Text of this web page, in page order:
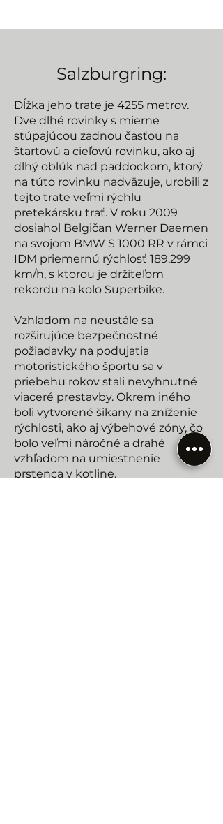
Salzburgring:
Dĺžka jeho trate je 4255 metrov.
Dve dlhé rovinky s mierne
stúpajúcou zadnou časťou na
štartovú a cieľovú rovinku, ako aj
dlhý oblúk nad paddockom, ktorý
na túto rovinku nadväzuje, urobili z
tejto trate veľmi rýchlu
pretekársku trať. V roku 2009
dosiahol Belgičan Werner Daemen
na svojom BMW S 1000 RR v rámci
IDM priemernú rýchlosť 189,299
km/h, s ktorou je držiteľom
rekordu na kolo Superbike.
Vzhľadom na neustále sa
rozširujúce bezpečnostné
požiadavky na podujatia
motoristického športu sa v
priebehu rokov stali nevyhnutné
viaceré prestavby. Okrem iného
boli vytvorené šikany na zníženie
rýchlosti, ako aj výbehové zóny, čo
bolo veľmi náročné a drahé
vzhľadom na umiestnenie
prstenca v kotline.